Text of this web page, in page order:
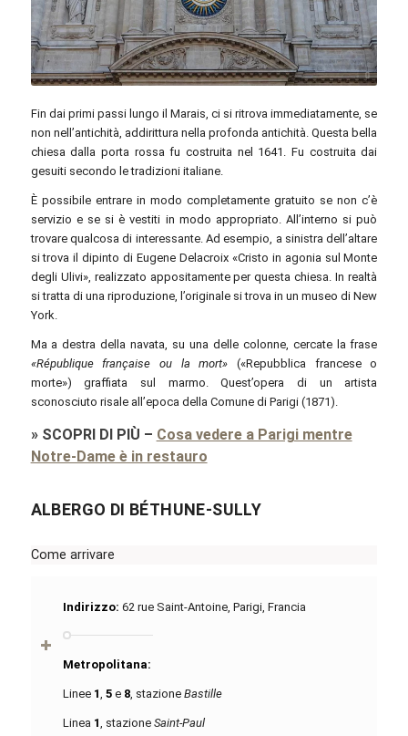
Guilhem Vellut / commons.wikimedia.org / CC BY 2.0
Fin dai primi passi lungo il Marais, ci si ritrova immediatamente, se
non nell’antichità, addirittura nella profonda antichità. Questa bella
chiesa dalla porta rossa fu costruita nel 1641. Fu costruita dai
gesuiti secondo le tradizioni italiane.
È possibile entrare in modo completamente gratuito se non c’è
servizio e se si è vestiti in modo appropriato. All’interno si può
trovare qualcosa di interessante. Ad esempio, a sinistra dell’altare
si trova il dipinto di Eugene Delacroix «Cristo in agonia sul Monte
degli Ulivi», realizzato appositamente per questa chiesa. In realtà
si tratta di una riproduzione, l’originale si trova in un museo di New
York.
Ma a destra della navata, su una delle colonne, cercate la frase
«République française ou la mort» («Repubblica francese o
morte») graffiata sul marmo. Quest’opera di un artista
sconosciuto risale all’epoca della Comune di Parigi (1871).
» SCOPRI DI PIÙ – Cosa vedere a Parigi mentre
Notre-Dame è in restauro
ALBERGO DI BÉTHUNE-SULLY
Come arrivare
Indirizzo: 62 rue Saint-Antoine, Parigi, Francia
Metropolitana:
Linee 1 5e 8, stazione Bastille
Linea 1 , stazione Saint-Paul